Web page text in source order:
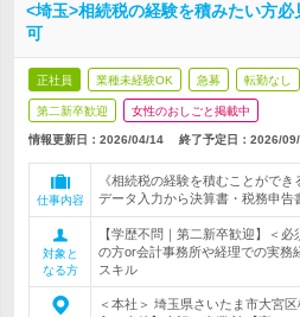
<埼玉>相続税の経験を積みたい方
可
正社員 業種未経験OK 急募 転勤なし
第二新卒歓迎 女性のおしごと掲載中
情報更新日：2026/04/14 終了予定日： 2026/
仕事内容
《相続税の経験を積むことがで
データ入力から決算書・税務申告
対象と
なる方
【学歴不問｜第二新卒歓迎】＜
の方or会計事務所や経理での実
スキル
＜本社＞ 埼玉県さいたま市大宮